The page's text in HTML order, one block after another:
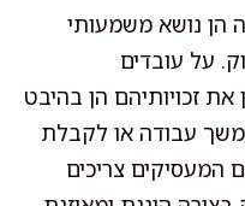
הן נושא משמעותי
על עובדים
זכויותיהם הן בהיבט
עבודה או לקבלת
המעסיקים צריכים